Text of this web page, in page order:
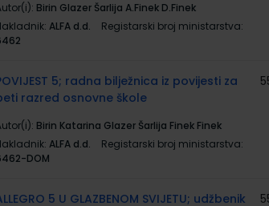
Birin Glazer Šarlija A.Finek D.Finek
ALFA d.d.
Registarski broj ministarstva:
5; radna bilježnica iz povijesti za
razred osnovne škole
Birin Katarina Glazer Šarlija Finek Finek
ALFA d.d.
Registarski broj ministarstva:
DOM
5 U GLAZBENOM SVIJETU; udžbenik